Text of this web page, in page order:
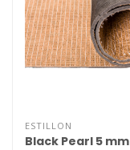
ESTILLON
Black Pearl 5 mm